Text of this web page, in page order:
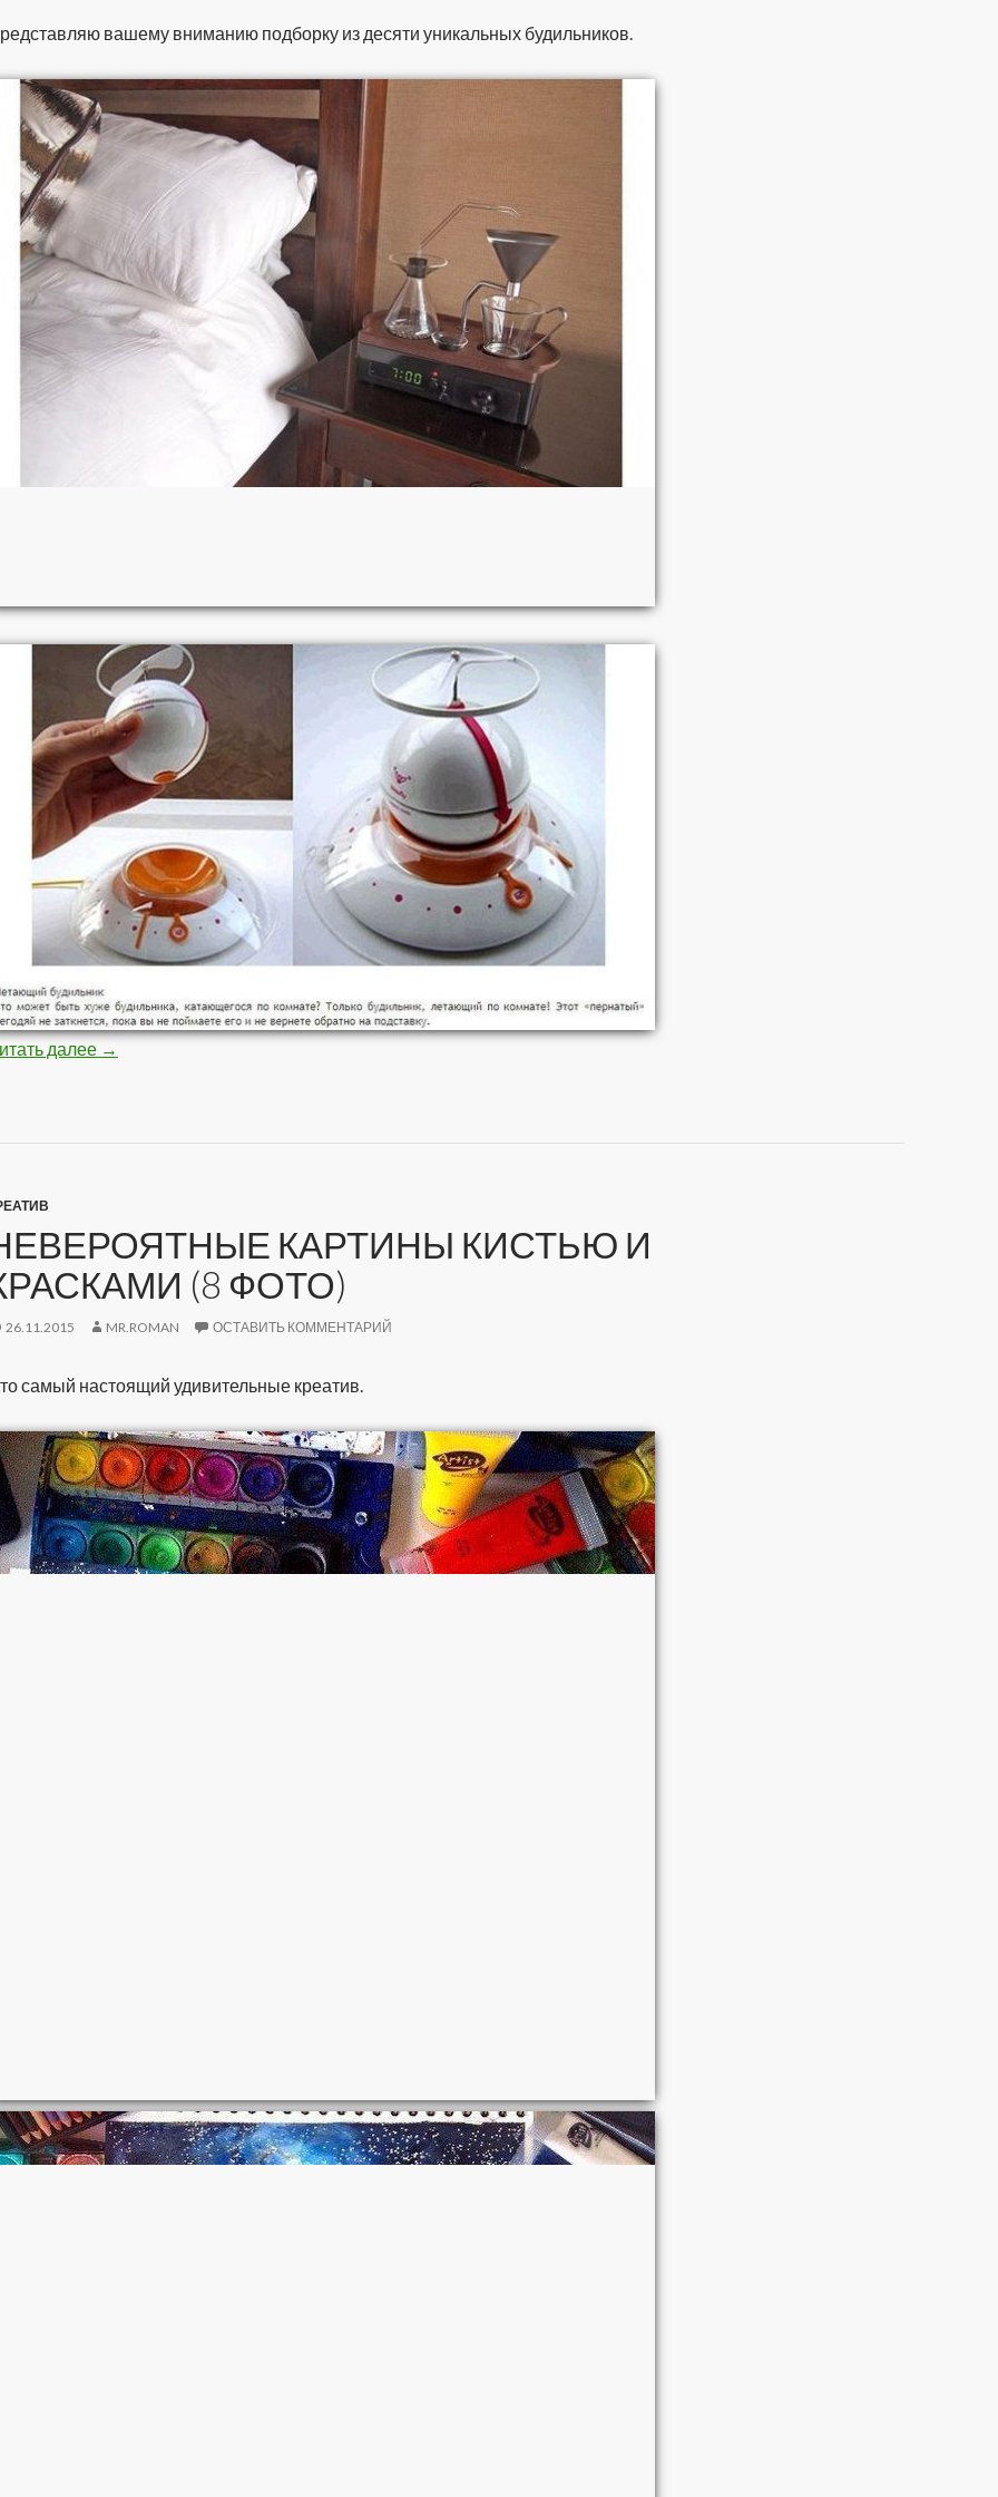
вашему вниманию подборку из десяти уникальных будильников.
далее Самые необычные будильники (10 фото)
→
КАРТИНЫ КИСТЬЮ И
(8 ФОТО)
26.11.2015 MR.ROMAN ОСТАВИТЬ КОММЕНТАРИЙ
самый настоящий удивительные креатив.